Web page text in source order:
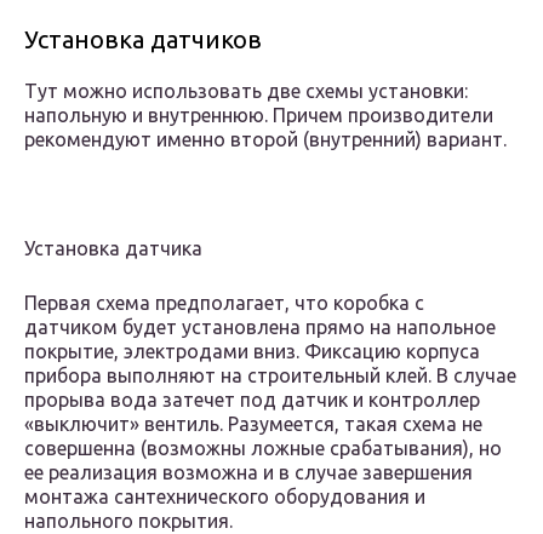
Установка датчиков
Тут можно использовать две схемы установки:
напольную и внутреннюю. Причем производители
рекомендуют именно второй (внутренний) вариант.
Установка датчика
Первая схема предполагает, что коробка с
датчиком будет установлена прямо на напольное
покрытие, электродами вниз. Фиксацию корпуса
прибора выполняют на строительный клей. В случае
прорыва вода затечет под датчик и контроллер
«выключит» вентиль. Разумеется, такая схема не
совершенна (возможны ложные срабатывания), но
ее реализация возможна и в случае завершения
монтажа сантехнического оборудования и
напольного покрытия.